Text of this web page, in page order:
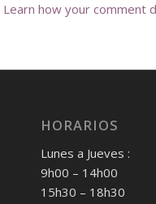
Learn how your comment
HORARIOS
Lunes a Jueves :
9h00 – 14h00
15h30 – 18h30